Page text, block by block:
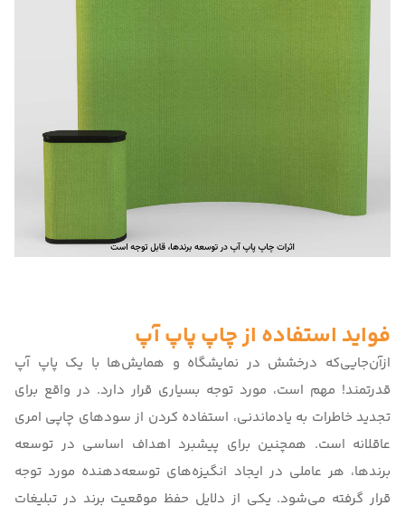
فواید استفاده از چاپ پاپ آپ
ازآن‌جایی‌که درخشش در نمایشگاه و همایش‌ها با یک پاپ آپ
قدرتمند! مهم است، مورد توجه بسیاری قرار دارد. در واقع برای
تجدید خاطرات به یادماندنی، استفاده کردن از سودهای چاپی امری
عاقلانه است. همچنین برای پیشبرد اهداف اساسی در توسعه
برندها، هر عاملی در ایجاد انگیزه‌های توسعه‌دهنده مورد توجه
قرار گرفته می‌شود. یکی از دلایل حفظ موقعیت برند در تبلیغات